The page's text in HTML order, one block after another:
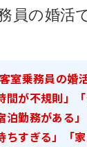
員の婚活
室乗務員の婚
間が不規則」
泊勤務がある
ちすぎる」「